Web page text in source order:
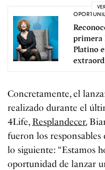
primera
Platino
Concretamente, el
realizado durante el
4Life, Resplandecer.
fueron los
lo siguiente: “Estamos
oportunidad de lanzar